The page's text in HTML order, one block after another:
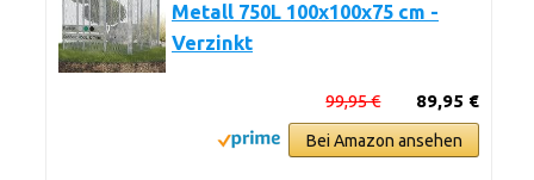
Metall 750L 100x100x75 cm -
Verzinkt
89,95 €
99,95 €
Bei Amazon ansehen